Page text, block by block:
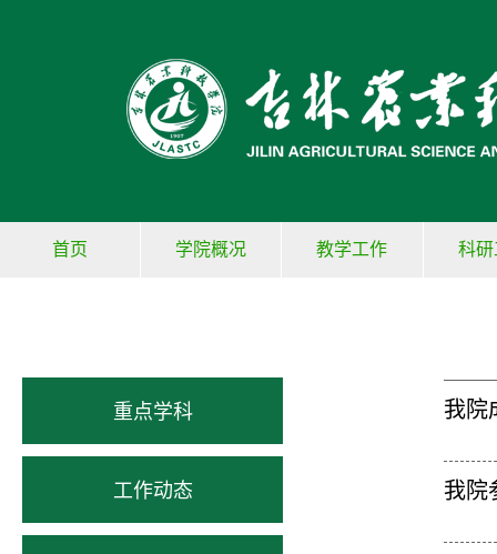
首页 学院概况 教学工作 科
重点学科
工作动态
我院
我院